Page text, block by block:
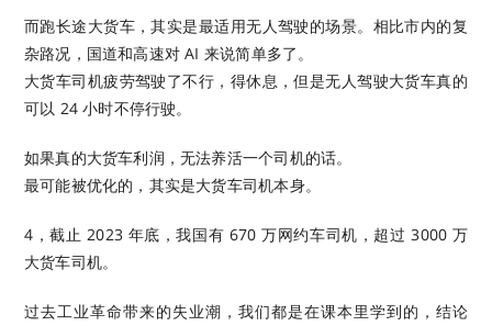
而跑长途大货车，其实是最适用无人驾驶的场景。相比市内的复
杂路况，国道和高速对 AI 来说简单多了。
大货车司机疲劳驾驶了不行，得休息，但是无人驾驶大货车真的
可以 24 小时不停行驶。
如果真的大货车利润，无法养活一个司机的话。
最可能被优化的，其实是大货车司机本身。
4，截止 2023 年底，我国有 670 万网约车司机，超过 3000 万
大货车司机。
过去工业革命带来的失业潮，我们都是在课本里学到的，结论